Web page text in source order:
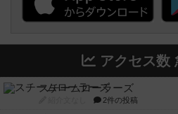
アクセス数
スチームローラーズ
2件の投稿